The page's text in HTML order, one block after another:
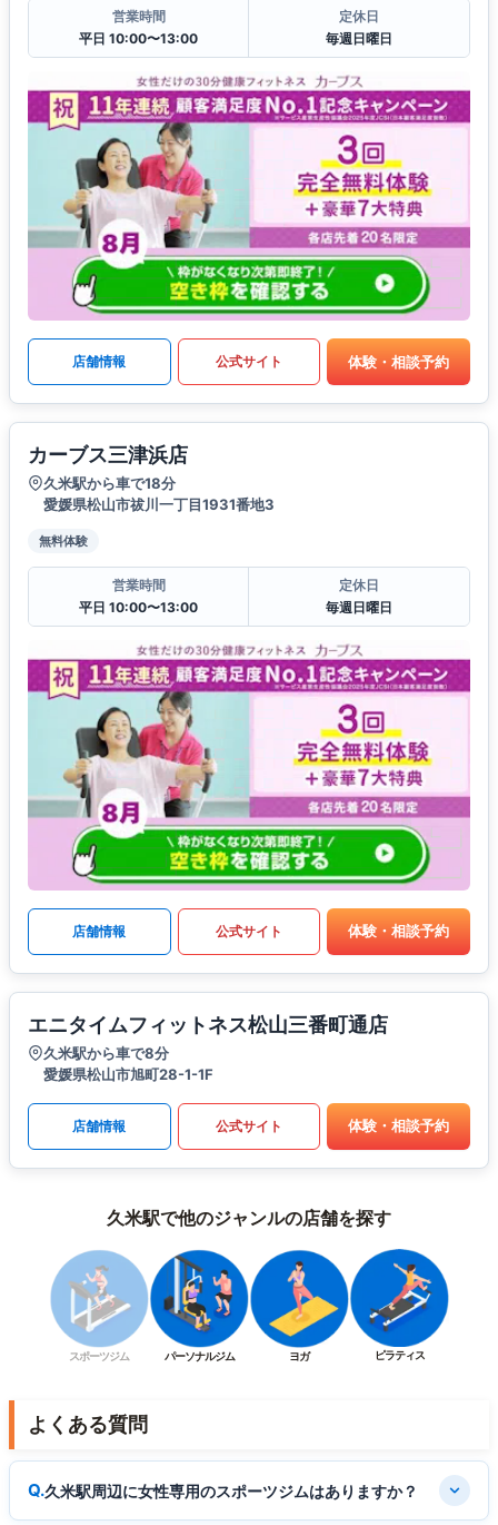
営業時間
平日 10:00〜13:00
定休日
毎週日曜日
店舗情報 公式サイト 体験・相談予約
カーブス三津浜店
久米駅から車で18分
愛媛県松山市祓川一丁目1931番地3
無料体験
営業時間
平日 10:00〜13:00
定休日
毎週日曜日
店舗情報 公式サイト 体験・相談予約
エニタイムフィットネス松山三番町通店
久米駅から車で8分
愛媛県松山市旭町28-1-1F
店舗情報 公式サイト 体験・相談予約
久米駅で他のジャンルの店舗を探す
スポーツジム パーソナルジム ヨガ ピラティス
よくある質問
久米駅周辺に女性専用のスポーツジムはありますか？